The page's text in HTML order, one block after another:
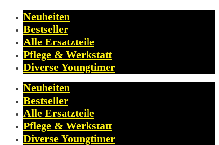
Neuheiten
Bestseller
Alle Ersatzteile
Pflege & Werkstatt
Diverse Youngtimer
Neuheiten
Bestseller
Alle Ersatzteile
Pflege & Werkstatt
Diverse Youngtimer